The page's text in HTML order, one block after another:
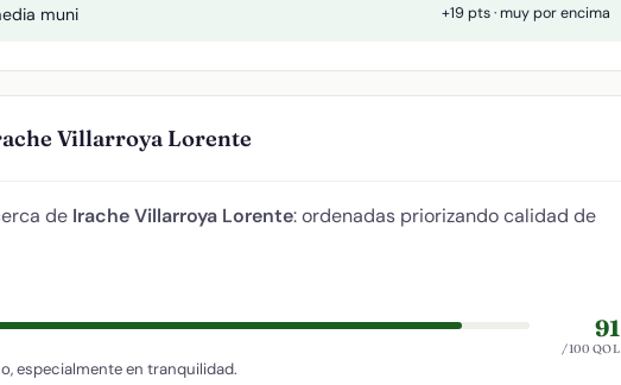
muni +19 pts · muy por encima
Villarroya Lorente
de Irache Villarroya Lorente: ordenadas priorizando calidad de
especialmente en tranquilidad.
91
/100 QOL